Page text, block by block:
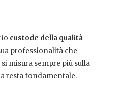
custode della qualità
professionalità che
misura sempre più sulla
resta fondamentale.